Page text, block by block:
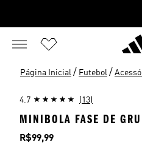
Página Inicial / Futebol /
4.7 (13)
MINIBOLA FASE DE
Preço
R$99,99